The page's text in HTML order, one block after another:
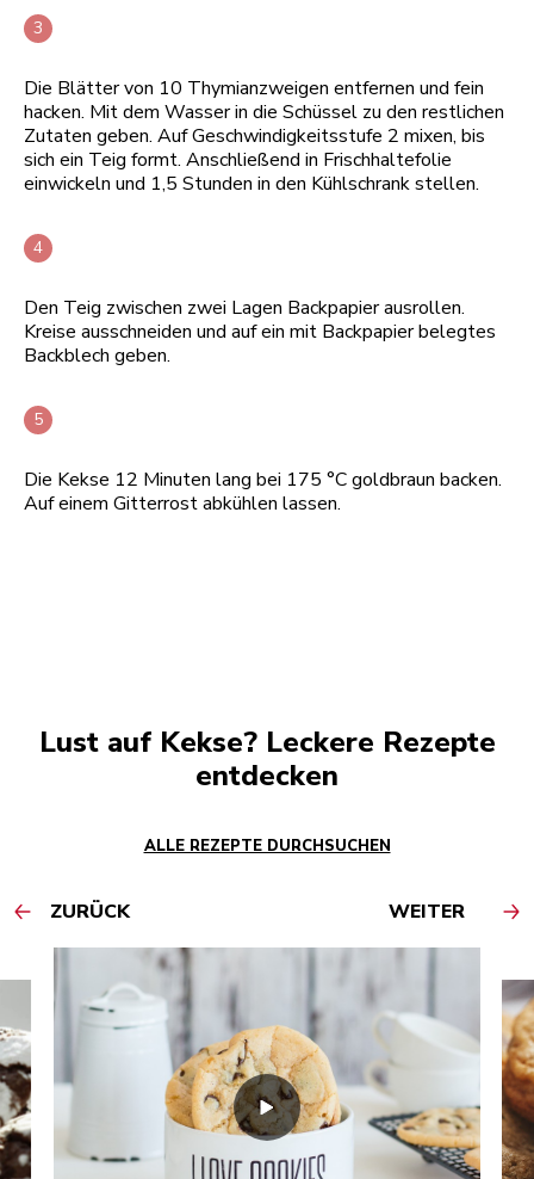
Die Blätter von 10 Thymianzweigen entfernen und fein
hacken. Mit dem Wasser in die Schüssel zu den restlichen
Zutaten geben. Auf Geschwindigkeitsstufe 2 mixen, bis
sich ein Teig formt. Anschließend in Frischhaltefolie
einwickeln und 1,5 Stunden in den Kühlschrank stellen.
Den Teig zwischen zwei Lagen Backpapier ausrollen.
Kreise ausschneiden und auf ein mit Backpapier belegtes
Backblech geben.
Die Kekse 12 Minuten lang bei 175 °C goldbraun backen.
Auf einem Gitterrost abkühlen lassen.
Lust auf Kekse? Leckere Rezepte
entdecken
ALLE REZEPTE DURCHSUCHEN
ZURÜCK WEITER